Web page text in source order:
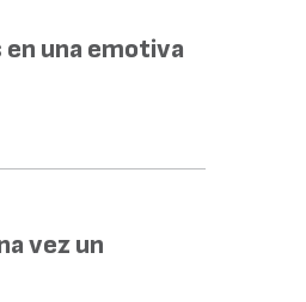
en una emotiva
vez un